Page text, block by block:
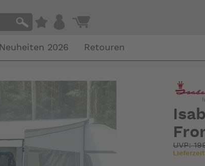
Neuheiten 2026 Retouren
UVP: